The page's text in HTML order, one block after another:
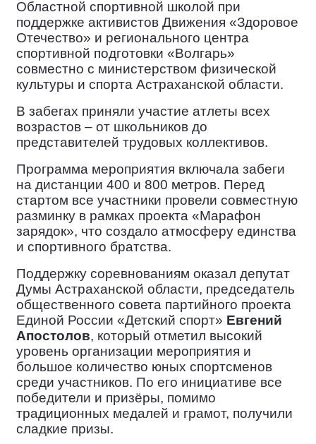
Областной спортивной школой при
поддержке активистов Движения «Здоровое
Отечество» и регионального центра
спортивной подготовки «Волгарь»
совместно с министерством физической
культуры и спорта Астраханской области.
В забегах приняли участие атлеты всех
возрастов – от школьников до
представителей трудовых коллективов.
Программа мероприятия включала забеги
на дистанции 400 и 800 метров. Перед
стартом все участники провели совместную
разминку в рамках проекта «Марафон
зарядок», что создало атмосферу единства
и спортивного братства.
Поддержку соревнованиям оказал депутат
Думы Астраханской области, председатель
общественного совета партийного проекта
Единой России «Детский спорт» Евгений
Апостолов, который отметил высокий
уровень организации мероприятия и
большое количество юных спортсменов
среди участников. По его инициативе все
победители и призёры, помимо
традиционных медалей и грамот, получили
сладкие призы.